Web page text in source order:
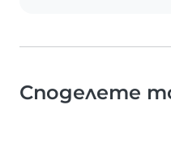
Споделете